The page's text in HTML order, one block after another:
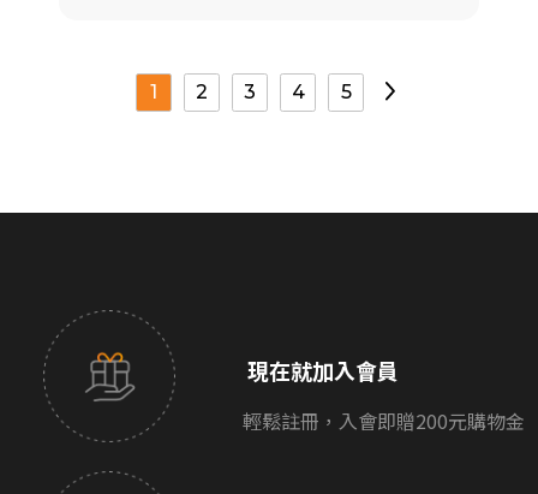
1 2 3 4 5
現在就加入會員
輕鬆註冊，入會即贈200元購物金